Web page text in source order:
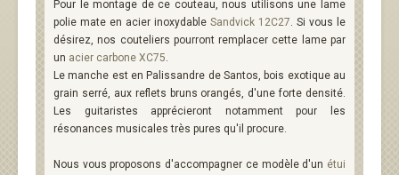
Pour le montage de ce couteau, nous utilisons une lame
polie mate en acier inoxydable Sandvick 12C27. Si vous le
désirez, nos couteliers pourront remplacer cette lame par
un acier carbone XC75.
Le manche est en Palissandre de Santos, bois exotique au
grain serré, aux reflets bruns orangés, d'une forte densité.
Les guitaristes apprécieront notamment pour les
résonances musicales très pures qu'il procure.
Nous vous proposons d'accompagner ce modèle d'un étui